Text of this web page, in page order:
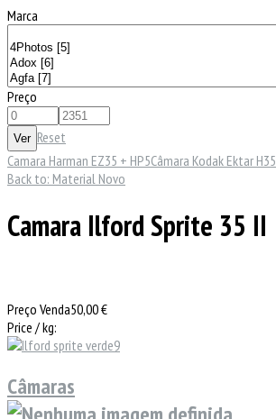
Marca
Preço
Reset
Camara Harman EZ35 + HP5Câmara Kodak Ektar H35
Back to: Material Novo
Camara Ilford Sprite 35 II
Preço Venda50,00 €
Price / kg:
Câmaras